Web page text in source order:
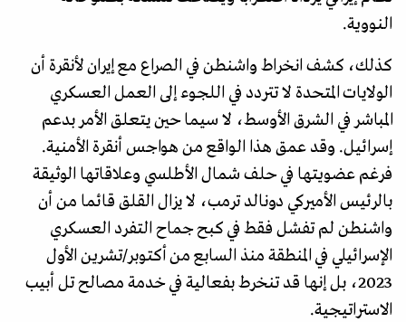
النووية.
كذلك، كشف انخراط واشنطن في الصراع مع إيران لأنقرة أن
الولايات المتحدة لا تتردد في اللجوء إلى العمل العسكري
المباشر في الشرق الأوسط، لا سيما حين يتعلق الأمر بدعم
إسرائيل. وقد عمق هذا الواقع من هواجس أنقرة الأمنية.
فرغم عضويتها في حلف شمال الأطلسي وعلاقاتها الوثيقة
بالرئيس الأميركي دونالد ترمب، لا يزال القلق قائما من أن
واشنطن لم تفشل فقط في كبح جماح التفرد العسكري
الإسرائيلي في المنطقة منذ السابع من أكتوبر/تشرين الأول
2023، بل إنها قد تنخرط بفعالية في خدمة مصالح تل أبيب
الاستراتيجية.